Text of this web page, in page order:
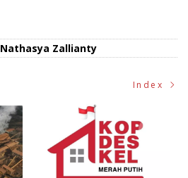
Nathasya Zallianty
Index